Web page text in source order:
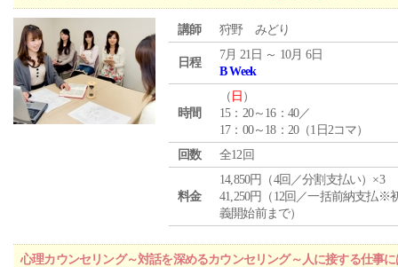
講師 狩野 みどり
日程
7月 21日 ～ 10月 6日
B Week
時間
（ 日 ）
15：20～16：40／
17：00～18：20（1日2コマ）
回数
全12回
料金
14,850円（4回／分割支払い）×3
41,250円（12回／一括前納支払※
義開始前まで）
心理カウンセリング～対話を深めるカウンセリング～人に接する仕事